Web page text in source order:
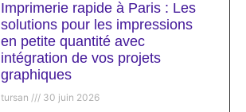
Imprimerie rapide à Paris : Les
solutions pour les impressions
en petite quantité avec
intégration de vos projets
graphiques
tursan 30 juin 2026